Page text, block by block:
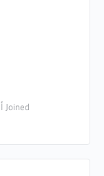
Joined أغسطس 2022